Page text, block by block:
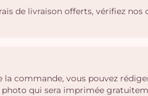
de livraison offerts, vérifiez nos
commande, vous pouvez
photo qui sera imprimée